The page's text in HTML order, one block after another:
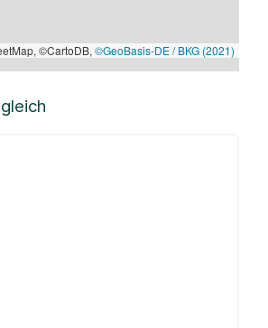
©CartoDB, ©GeoBasis-DE / BKG (2021)